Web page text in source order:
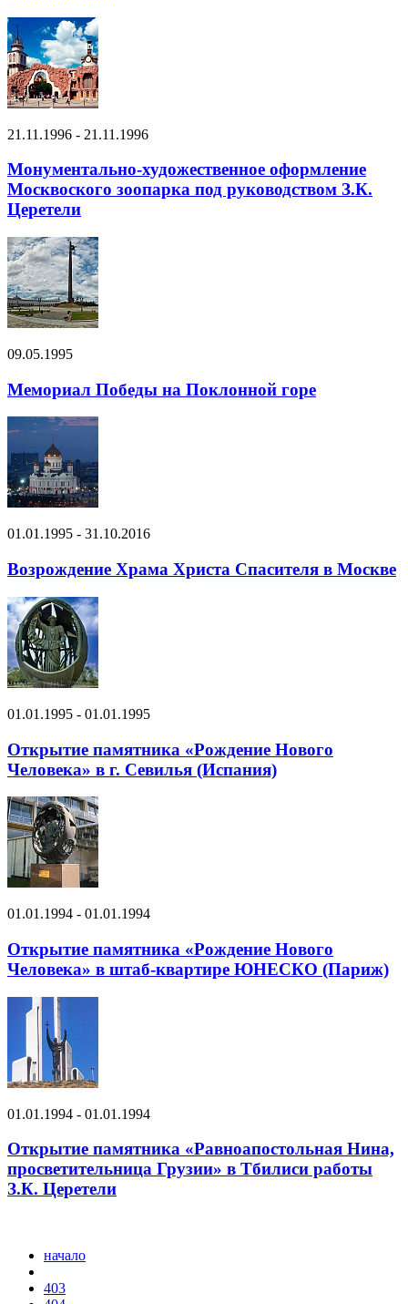
21.11.1996 - 21.11.1996
Монументально-художественное оформление
Москвоского зоопарка под руководством З.К.
Церетели
09.05.1995
Мемориал Победы на Поклонной горе
01.01.1995 - 31.10.2016
Возрождение Храма Христа Спасителя в Москве
01.01.1995 - 01.01.1995
Открытие памятника «Рождение Нового
Человека» в г. Севилья (Испания)
01.01.1994 - 01.01.1994
Открытие памятника «Рождение Нового
Человека» в штаб-квартире ЮНЕСКО (Париж)
01.01.1994 - 01.01.1994
Открытие памятника «Равноапостольная Нина,
просветительница Грузии» в Тбилиси работы
З.К. Церетели
начало
403